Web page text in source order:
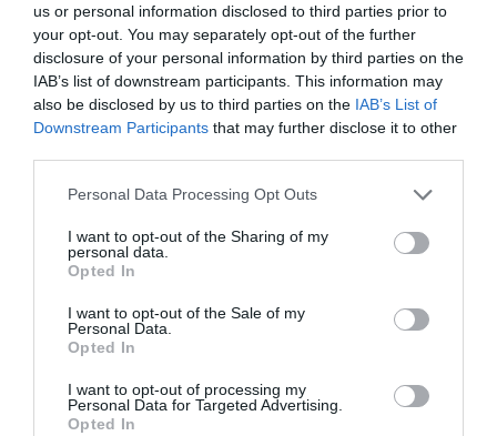
us or personal information disclosed to third parties prior to
your opt-out. You may separately opt-out of the further
disclosure of your personal information by third parties on the
IAB’s list of downstream participants. This information may
also be disclosed by us to third parties on the IAB’s List of
Downstream Participants that may further disclose it to other
Please note that this website/app uses one or more Google
not limited to your visit or usage behaviour. You may click to
grant or deny consent to Google and its third-party tags to
use your data for below specified purposes in below Google
consent section.
Personal Data Processing Opt Outs
I want to opt-out of the Sharing of my
personal data.
Opted In
I want to opt-out of the Sale of my
Personal Data.
Opted In
I want to opt-out of processing my
Personal Data for Targeted Advertising.
Opted In
Και βεβαίως το φρεσκάρισμα του λιμανιού – με χρήματα του
ώστε να δείχνει όμορφο. Αλήθεια πως ο προηγούμενος
δήμαρχος και δεν μπορούσε να βρει χρήματα από το Λιμενικό
Ταμείο για συντήρηση και ανακαίνιση; Μήπως γιατί κανείς δεν
Μαντζώρος; Και μήπως αυτό έχει ενοχλήσει τους επί πολλά
χρόνια απόντες που σήμερα κάνουν εδώ και 8 μήνες
αντιπολίτευση για την αντιπολίτευση;